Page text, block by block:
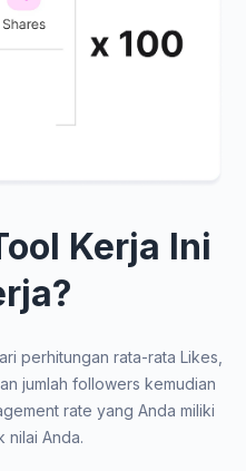
Kerja Ini
perhitungan rata-rata Likes,
jumlah followers kemudian
rate yang Anda miliki
nilai Anda.